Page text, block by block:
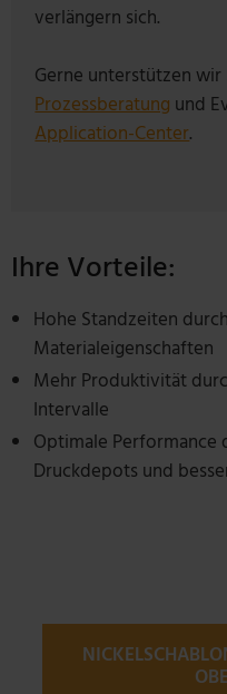
verlängern sich.
Gerne unterstützen
Prozessberatung und
Application-Center.
Ihre Vorteile:
Hohe Standzeiten
Materialeigenschaften
Mehr Produktivität
Intervalle
Optimale
Druckdepots und